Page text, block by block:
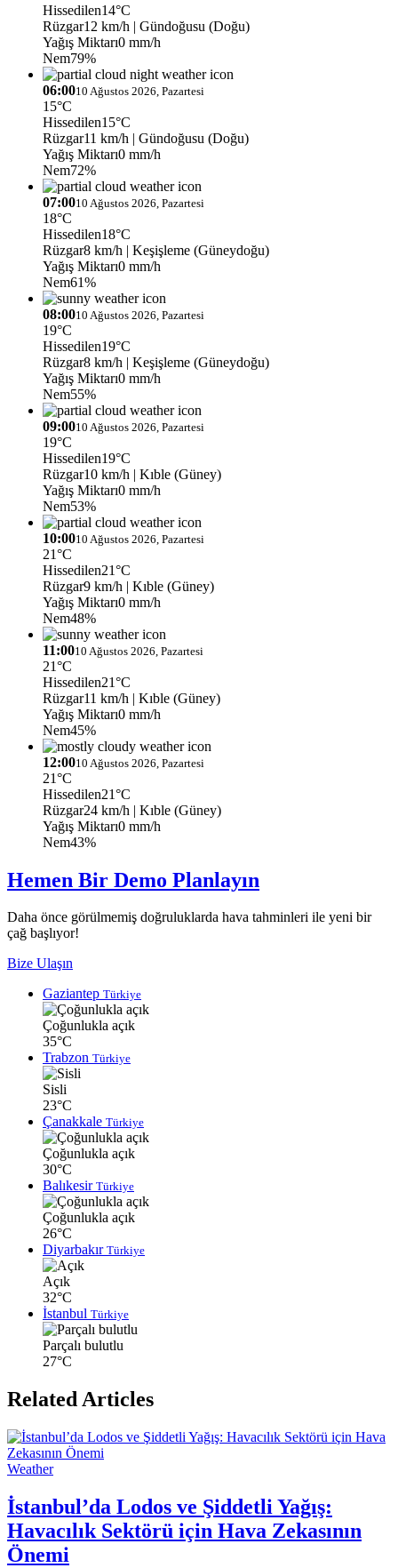
Hissedilen14°C
Rüzgar12 km/h | Gündoğusu (Doğu)
Yağış Miktarı0 mm/h
Nem79%
06:0010 Ağustos 2026, Pazartesi
15°C
Hissedilen15°C
Rüzgar11 km/h | Gündoğusu (Doğu)
Yağış Miktarı0 mm/h
Nem72%
07:0010 Ağustos 2026, Pazartesi
18°C
Hissedilen18°C
Rüzgar8 km/h | Keşişleme (Güneydoğu)
Yağış Miktarı0 mm/h
Nem61%
08:0010 Ağustos 2026, Pazartesi
19°C
Hissedilen19°C
Rüzgar8 km/h | Keşişleme (Güneydoğu)
Yağış Miktarı0 mm/h
Nem55%
09:0010 Ağustos 2026, Pazartesi
19°C
Hissedilen19°C
Rüzgar10 km/h | Kıble (Güney)
Yağış Miktarı0 mm/h
Nem53%
10:0010 Ağustos 2026, Pazartesi
21°C
Hissedilen21°C
Rüzgar9 km/h | Kıble (Güney)
Yağış Miktarı0 mm/h
Nem48%
11:0010 Ağustos 2026, Pazartesi
21°C
Hissedilen21°C
Rüzgar11 km/h | Kıble (Güney)
Yağış Miktarı0 mm/h
Nem45%
12:0010 Ağustos 2026, Pazartesi
21°C
Hissedilen21°C
Rüzgar24 km/h | Kıble (Güney)
Yağış Miktarı0 mm/h
Nem43%
Hemen Bir Demo Planlayın
Daha önce görülmemiş doğruluklarda hava tahminleri ile yeni bir
çağ başlıyor!
Bize Ulaşın
Gaziantep Türkiye
Çoğunlukla açık
35°C
Trabzon Türkiye
Sisli
23°C
Çanakkale Türkiye
Çoğunlukla açık
30°C
Balıkesir Türkiye
Çoğunlukla açık
26°C
Diyarbakır Türkiye
Açık
32°C
İstanbul Türkiye
Parçalı bulutlu
27°C
Related Articles
Weather
İstanbul’da Lodos ve Şiddetli Yağış:
Havacılık Sektörü için Hava Zekasının
Önemi